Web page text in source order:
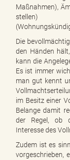
Maßnahmen),
stellen)
Die
den Händen
kann die
Es ist immer
man gut kennt
im Besitz einer
Belange damit
der Regel, ob
Interesse des
Zudem ist es
vorgeschrieben,